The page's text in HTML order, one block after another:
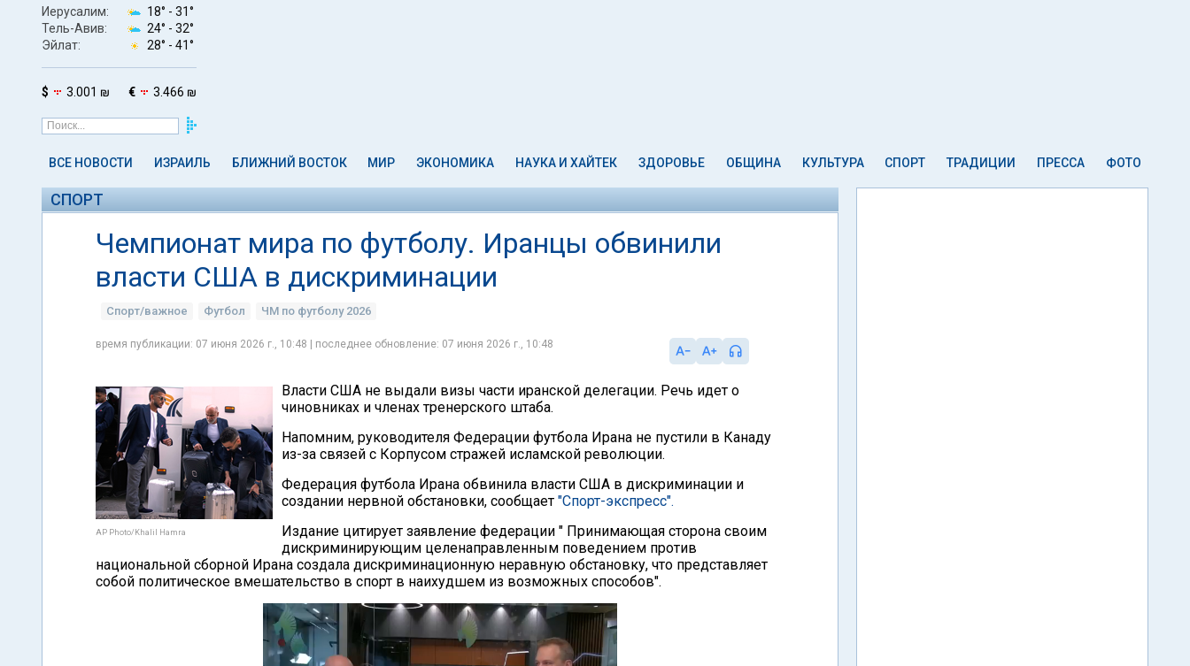
Иерусалим: 18° - 31°
Тель-Авив:
24° - 32°
Эйлат:
28° - 41°
$ 3.001 ₪ € 3.466 ₪
ВСЕ НОВОСТИ ИЗРАИЛЬ БЛИЖНИЙ ВОСТОК МИР ЭКОНОМИКА НАУКА И ХАЙТЕК ЗДОРОВЬЕ ОБЩИНА КУЛЬТУРА СПОРТ ТРАДИЦИИ ПРЕССА ФОТО
СПОРТ
Чемпионат мира по футболу. Иранцы обвинили
власти США в дискриминации
Спорт/важное Футбол ЧМ по футболу 2026
время публикации: 07 июня 2026 г., 10:48 | последнее обновление: 07 июня 2026 г., 10:48
AP Photo/Khalil Hamra
Власти США не выдали визы части иранской делегации. Речь идет о
чиновниках и членах тренерского штаба.
Напомним, руководителя Федерации футбола Ирана не пустили в Канаду
из-за связей с Корпусом стражей исламской революции.
Федерация футбола Ирана обвинила власти США в дискриминации и
создании нервной обстановки, сообщает "Спорт-экспресс".
Издание цитирует заявление федерации " Принимающая сторона своим
дискриминирующим целенаправленным поведением против
национальной сборной Ирана создала дискриминационную неравную обстановку, что представляет
собой политическое вмешательство в спорт в наихудшем из возможных способов".